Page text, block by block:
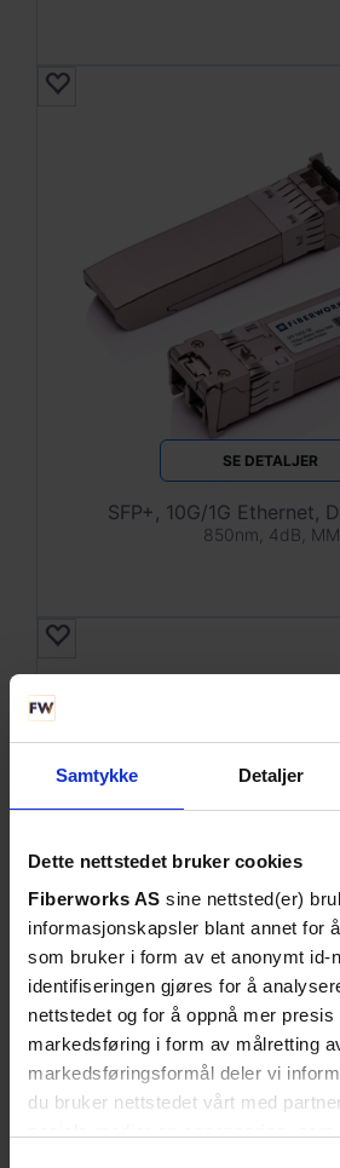
Samtykke Detaljer
Dette nettstedet bruker cookies
Fiberworks AS sine nettsted(er)
informasjonskapsler blant annet for
som bruker i form av et anonymt id-
identifiseringen gjøres for å
nettstedet og for å oppnå mer presis
markedsføring i form av målretting
markedsføringsformål deler vi
du bruker nettstedet vårt med
SE DETALJER
SFP+, 10G/1G Ethernet,
850nm, 4dB, MM
SE DETALJER
SFP+, 10G Ethernet,
1310nm, 9dB, SM